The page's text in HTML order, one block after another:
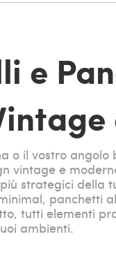
e
o il vostro angolo
vintage e
strategici della
panchetti
tutti elementi
ambienti.